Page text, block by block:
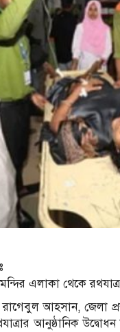
এলাকা থেকে
আহসান, জেলা
আনুষ্ঠানিক